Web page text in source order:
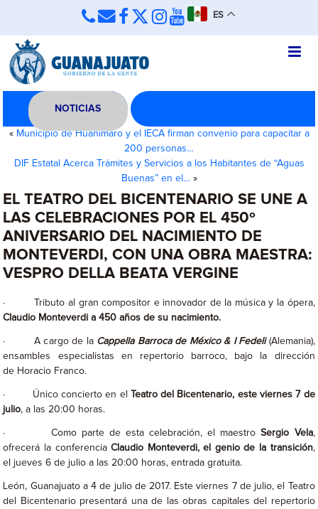
ES
NOTICIAS
« Municipio de Huanímaro y el IECA firman convenio para capacitar a
200 personas…
DIF Estatal Acerca Trámites y Servicios a los Habitantes de “Aguas
Buenas” en el… »
EL TEATRO DEL BICENTENARIO SE UNE A
LAS CELEBRACIONES POR EL 450º
ANIVERSARIO DEL NACIMIENTO DE
MONTEVERDI, CON UNA OBRA MAESTRA:
VESPRO DELLA BEATA VERGINE
· Tributo al gran compositor e innovador de la música y la ópera,
Claudio Monteverdi a 450 años de su nacimiento.
· A cargo de la Cappella Barroca de México & I Fedeli(Alemania),
ensambles especialistas en repertorio barroco, bajo la dirección
de Horacio Franco.
· Único concierto en el
Teatro del Bicentenario, este viernes 7 de
julio, a las 20:00 horas.
· Como parte de esta celebración, el maestroSergio Vela,
ofrecerá la conferenciaClaudio Monteverdi, el genio de la transición,
el jueves 6 de julio a las 20:00 horas, entrada gratuita.
León, Guanajuato a 4 de julio de 2017. Este viernes 7 de julio, el Teatro
del Bicentenario presentará una de las obras capitales del repertorio